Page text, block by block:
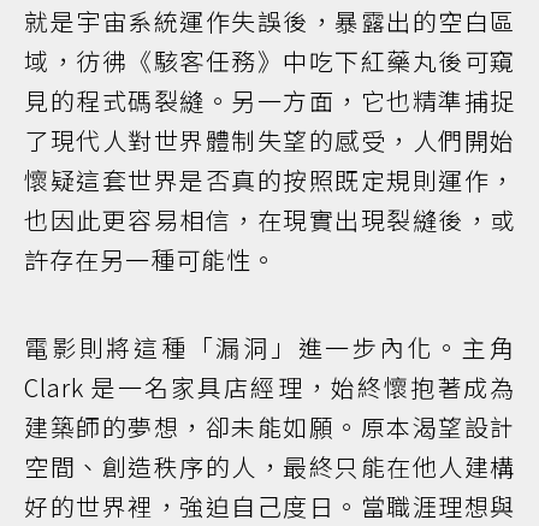
就是宇宙系統運作失誤後，暴露出的空白區
域，彷彿《駭客任務》中吃下紅藥丸後可窺
見的程式碼裂縫。另一方面，它也精準捕捉
了現代人對世界體制失望的感受，人們開始
懷疑這套世界是否真的按照既定規則運作，
也因此更容易相信，在現實出現裂縫後，或
許存在另一種可能性。
電影則將這種「漏洞」進一步內化。主角
Clark 是一名家具店經理，始終懷抱著成為
建築師的夢想，卻未能如願。原本渴望設計
空間、創造秩序的人，最終只能在他人建構
好的世界裡，強迫自己度日。當職涯理想與